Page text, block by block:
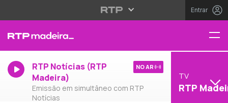
Entrar
RTP Notícias (RTP
Madeira)
Emissão em simultâneo com RTP
Notícias
NO AR
TV
RTP